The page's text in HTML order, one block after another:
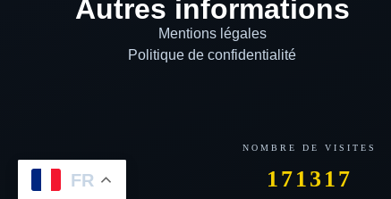
Autres informations
Mentions légales
Politique de confidentialité
171317
FR